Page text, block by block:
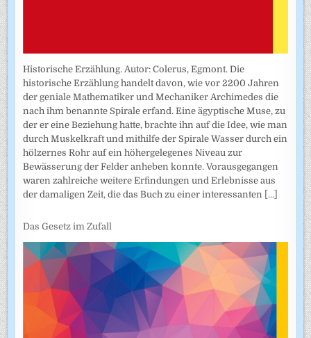
Historische Erzählung. Autor: Colerus, Egmont. Die
historische Erzählung handelt davon, wie vor 2200 Jahren
der geniale Mathematiker und Mechaniker Archimedes die
nach ihm benannte Spirale erfand. Eine ägyptische Muse, zu
der er eine Beziehung hatte, brachte ihn auf die Idee, wie man
durch Muskelkraft und mithilfe der Spirale Wasser durch ein
hölzernes Rohr auf ein höhergelegenes Niveau zur
Bewässerung der Felder anheben konnte. Vorausgegangen
waren zahlreiche weitere Erfindungen und Erlebnisse aus
der damaligen Zeit, die das Buch zu einer interessanten [...]
Das Gesetz im Zufall